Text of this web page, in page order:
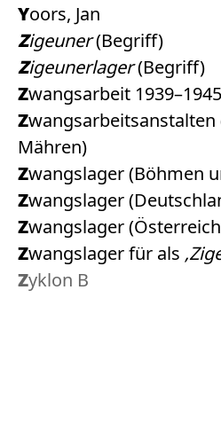
Yoors, Jan
Zigeuner(Begriff)
Zigeunerlager(Begriff)
Zwangsarbeit
Zwangsarbeitsanstalten (Böhmen und
Mähren)
Zwangslager (Böhmen
Zwangslager
Zwangslager
Zwangslager für als
Zyklon B